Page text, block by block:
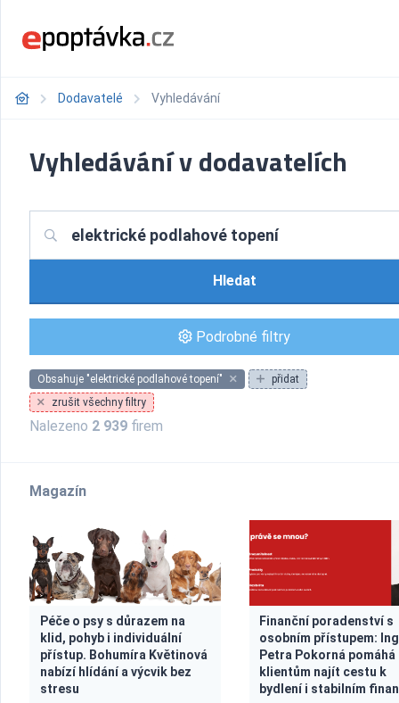
Dodavatelé Vyhledávání
Vyhledávání v dodavatelích
Hledat
Podrobné filtry
Obsahuje "elektrické podlahové topení"
přidat
zrušit všechny filtry
Nalezeno 2 939 firem
Magazín
Péče o psy s důrazem na
klid, pohyb i individuální
přístup. Bohumíra Květinová
nabízí hlídání a výcvik bez
stresu
Finanční poradenství s
osobním přístupem:
Petra Pokorná pomáhá
klientům najít cestu k
bydlení i stabilním